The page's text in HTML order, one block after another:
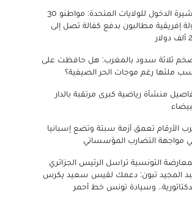
تأشيرة الدخول للولايات المتحدة: مواطنو 30
إفريقية مطالبون بدفع كفالة تصل إلى
ثلاثة سدود بالمغرب: هل حافظت على
ملئها رغم موجات الحر الصيفية؟
منشأة رياضية كبرى مرتقبة بالدار
الأرقام تعمق أزمة سبتة وتضع إسبانيا
مواجهة التضارب المؤسساتي
التونسية تراسل الرئيس الجزائري
المجيد تبون: دعمك لقيس سعيد يكرس
وسيادة تونس خط أحمر